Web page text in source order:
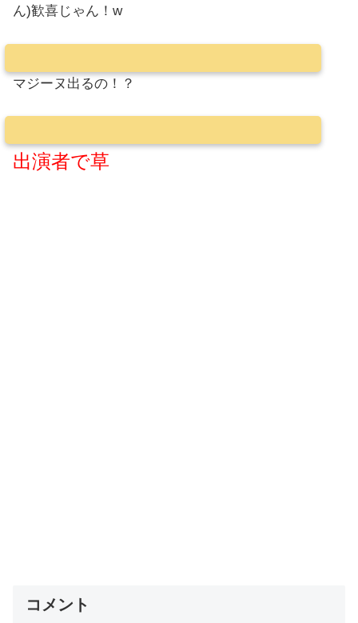
ん)歓喜じゃん！w
マジーヌ出るの！？
出演者で草
コメント